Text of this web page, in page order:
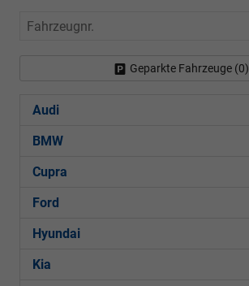
Fahrzeugnr.
Geparkte Fahrzeuge (0)
Audi
BMW
Cupra
Ford
Hyundai
Kia